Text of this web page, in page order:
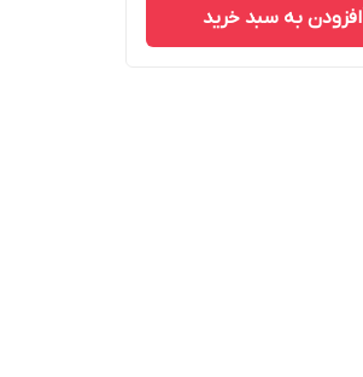
افزودن به سبد خرید